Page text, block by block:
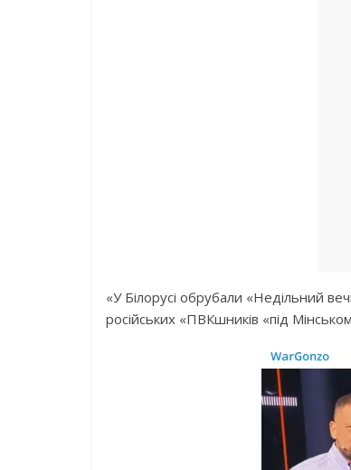
«У Білорусі обрубали «Недільний
російських «ПВКшників «під